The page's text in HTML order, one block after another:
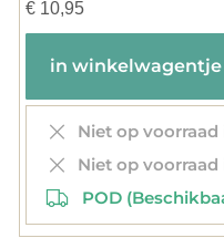
€10,95
in winkelwagentje
Niet op voorraad
Niet op voorraad
POD